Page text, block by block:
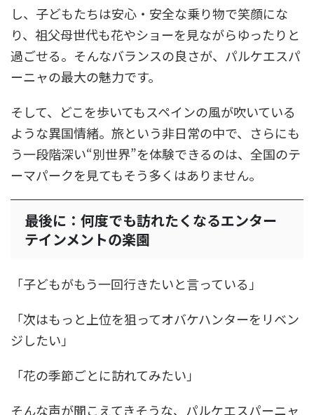
し、子どもたちは安心・安全な乗り物で笑顔にな
り、祖父母世代も花やショーを見ながらゆったりと
過ごせる。そんなバランスの良さが、パルケエスパ
ーニャの最大の魅力です。
そして、どこを歩いてもスペインの風が吹いている
ような異国情緒。旅という非日常の中で、さらにも
う一段階深い“別世界”を体験できるのは、全国のテ
ーマパークを見てもそう多くはありません。
最後に：何度でも訪れたくなるエンター
テインメントの楽園
「子どもがもう一回行きたいと言っている」
「次はもっと上位を狙ってオバケハンターをリベン
ジしたい」
「花の季節ごとに訪れてみたい」
そんな声が聞こえてきそうな、パルケエスパーニャ